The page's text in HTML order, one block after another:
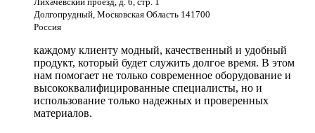
Долгопрудный, Московская Область 141700
Россия
каждому клиенту модный, качественный и удобный
продукт, который будет служить долгое время. В этом
нам помогает не только современное оборудование и
высококвалифицированные специалисты, но и
использование только надежных и проверенных
материалов.